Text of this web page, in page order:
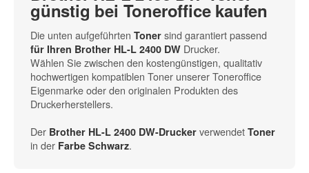
günstig bei Toneroffice kaufen
Die unten aufgeführten Toner sind garantiert passend
für Ihren Brother HL-L 2400 DW Drucker.
Wählen Sie zwischen den kostengünstigen, qualitativ
hochwertigen kompatiblen Toner unserer Toneroffice
Eigenmarke oder den originalen Produkten des
Druckerherstellers.
Der Brother HL-L 2400 DW-Drucker verwendet Toner
in der Farbe Schwarz.